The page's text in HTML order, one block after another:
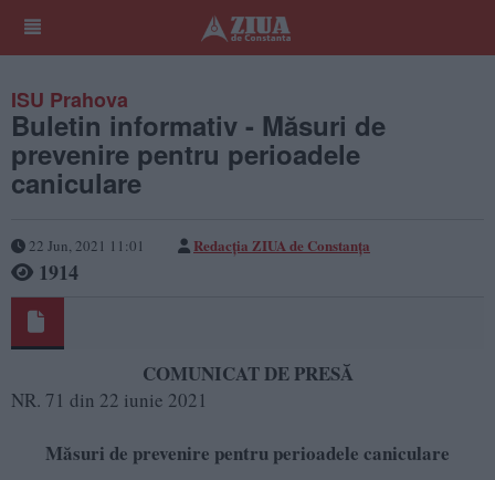
ISU Prahova
Buletin informativ - Măsuri de
prevenire pentru perioadele
caniculare
22 Jun, 2021 11:01 Redacția ZIUA de Constanța
1914
COMUNICAT DE PRESĂ
NR. 71 din 22 iunie 2021
Măsuri de prevenire pentru perioadele caniculare